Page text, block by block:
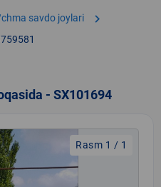
savdo joylari chevron_right
- SX101694
Rasm 1 / 1